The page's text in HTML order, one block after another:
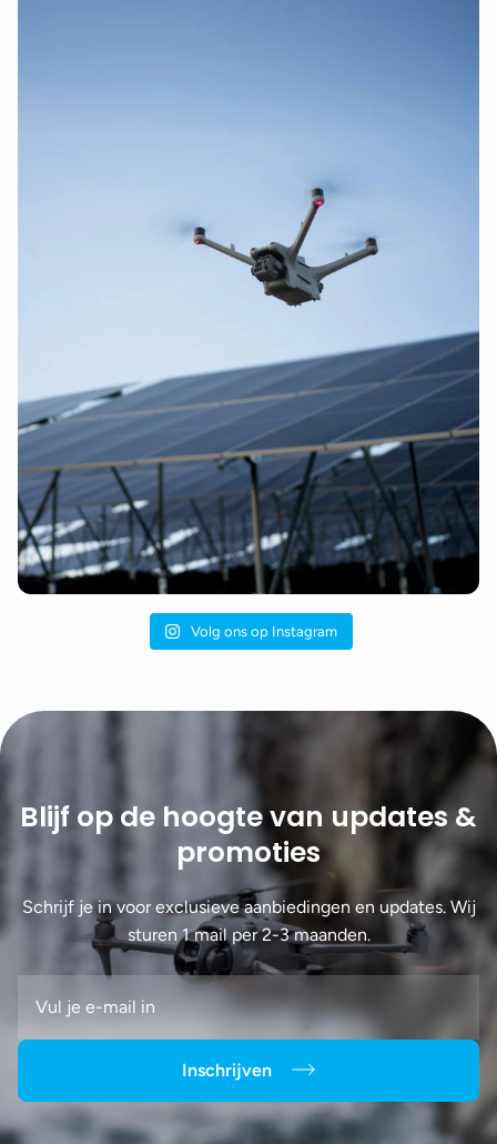
Volg ons op Instagram
Blijf op de hoogte van updates &
promoties
Schrijf je in voor exclusieve aanbiedingen en updates. Wij
sturen 1 mail per 2-3 maanden.
Inschrijven